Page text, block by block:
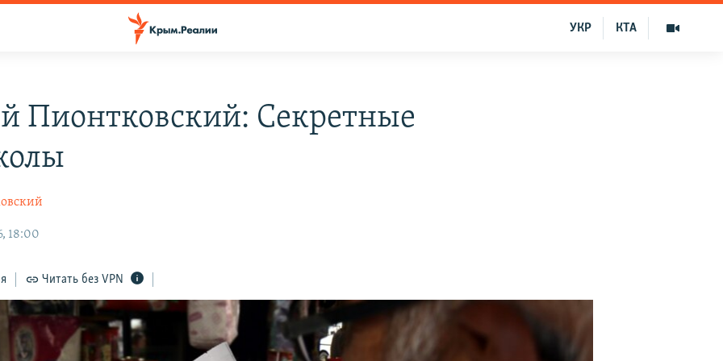
КТА
УКР
Пионтковский: Секретные
18:00
Читать без VPN